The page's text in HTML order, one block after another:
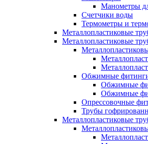
Манометры
Счетчики воды
Термометры и
Металлопластиковые
Металлопластиковые
Обжимные
Обжимные
Обжимные
Опрессовочные
Трубы
Металлопластиковые